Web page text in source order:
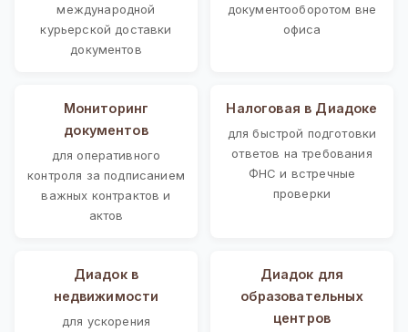
международной
курьерской доставки
документов
документооборотом вне
офиса
Мониторинг
документов
для оперативного
контроля за подписанием
важных контрактов и
актов
Налоговая в Диадоке
для быстрой подготовки
ответов на требования
ФНС и встречные
проверки
Диадок в
недвижимости
для ускорения
Диадок для
образовательных
центров